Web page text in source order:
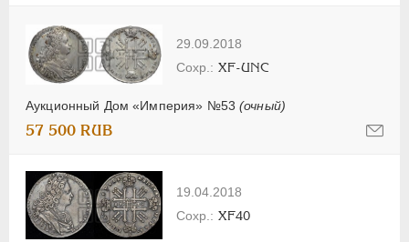
29.09.2018
Аукционный Дом «Империя» №53(очный)
XF-UNC
57 500 RUB
19.04.2018
XF40